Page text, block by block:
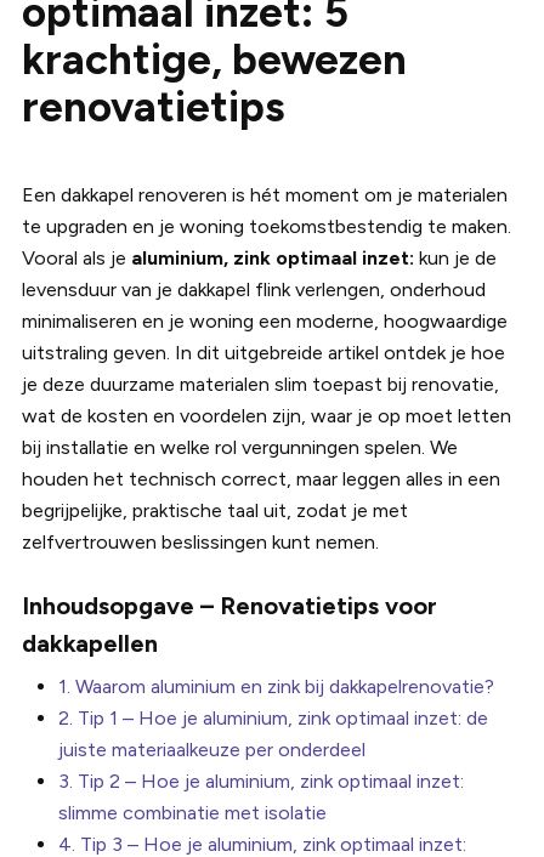
optimaal inzet: 5
krachtige, bewezen
renovatietips
Een dakkapel renoveren is hét moment om je materialen
te upgraden en je woning toekomstbestendig te maken.
Vooral als je aluminium, zink optimaal inzet: kun je de
levensduur van je dakkapel flink verlengen, onderhoud
minimaliseren en je woning een moderne, hoogwaardige
uitstraling geven. In dit uitgebreide artikel ontdek je hoe
je deze duurzame materialen slim toepast bij renovatie,
wat de kosten en voordelen zijn, waar je op moet letten
bij installatie en welke rol vergunningen spelen. We
houden het technisch correct, maar leggen alles in een
begrijpelijke, praktische taal uit, zodat je met
zelfvertrouwen beslissingen kunt nemen.
Inhoudsopgave – Renovatietips voor
dakkapellen
1. Waarom aluminium en zink bij dakkapelrenovatie?
2. Tip 1 – Hoe je aluminium, zink optimaal inzet: de
juiste materiaalkeuze per onderdeel
3. Tip 2 – Hoe je aluminium, zink optimaal inzet:
slimme combinatie met isolatie
4. Tip 3 – Hoe je aluminium, zink optimaal inzet: